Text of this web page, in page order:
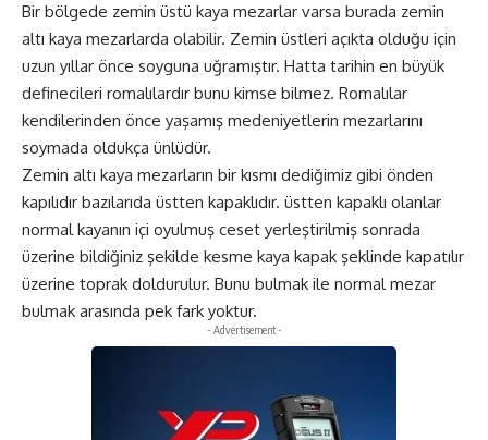
Bir bölgede zemin üstü kaya mezarlar varsa burada zemin
altı kaya mezarlarda olabilir. Zemin üstleri açıkta olduğu için
uzun yıllar önce soyguna uğramıştır. Hatta tarihin en büyük
definecileri romalılardır bunu kimse bilmez. Romalılar
kendilerinden önce yaşamış medeniyetlerin mezarlarını
soymada oldukça ünlüdür.
Zemin altı kaya mezarların bir kısmı dediğimiz gibi önden
kapılıdır bazılarıda üstten kapaklıdır. üstten kapaklı olanlar
normal kayanın içi oyulmuş ceset yerleştirilmiş sonrada
üzerine bildiğiniz şekilde kesme kaya kapak şeklinde kapatılır
üzerine toprak doldurulur. Bunu bulmak ile normal mezar
bulmak arasında pek fark yoktur.
- Advertisement -